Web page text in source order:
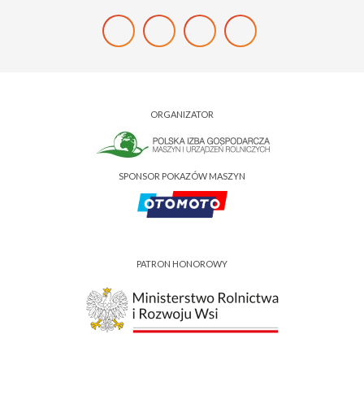
ORGANIZATOR
SPONSOR POKAZÓW MASZYN
PATRON HONOROWY